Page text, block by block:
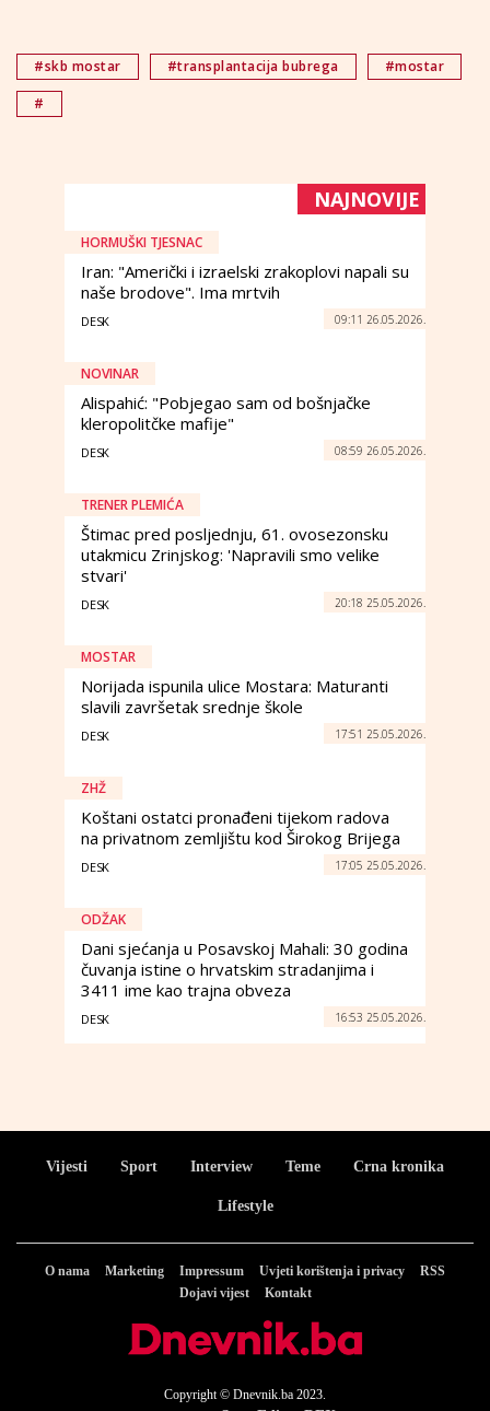
#skb mostar #transplantacija bubrega
#mostar
#
NAJNOVIJE
HORMUŠKI TJESNAC
Iran: "Američki i izraelski zrakoplovi napali su
naše brodove". Ima mrtvih
DESK 09:11 26.05.2026.
NOVINAR
Alispahić: "Pobjegao sam od bošnjačke
kleropolitčke mafije"
DESK 08:59 26.05.2026.
TRENER PLEMIĆA
Štimac pred posljednju, 61. ovosezonsku
utakmicu Zrinjskog: 'Napravili smo velike
stvari'
DESK 20:18 25.05.2026.
MOSTAR
Norijada ispunila ulice Mostara: Maturanti
slavili završetak srednje škole
DESK 17:51 25.05.2026.
ZHŽ
Koštani ostatci pronađeni tijekom radova
na privatnom zemljištu kod Širokog Brijega
DESK 17:05 25.05.2026.
ODŽAK
Dani sjećanja u Posavskoj Mahali: 30 godina
čuvanja istine o hrvatskim stradanjima i
3411 ime kao trajna obveza
DESK 16:53 25.05.2026.
Vijesti Sport Interview Teme Crna kronika
Lifestyle
O nama Marketing Impressum Uvjeti korištenja i privacy
RSS
Dojavi vijest
Kontakt
Copyright © Dnevnik.ba 2023.